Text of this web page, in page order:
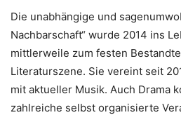
Die unabhängige und
Nachbarschaft“ wurde 2014 ins
mittlerweile zum festen
Literaturszene. Sie vereint seit
mit aktueller Musik. Auch Drama
zahlreiche selbst organisierte